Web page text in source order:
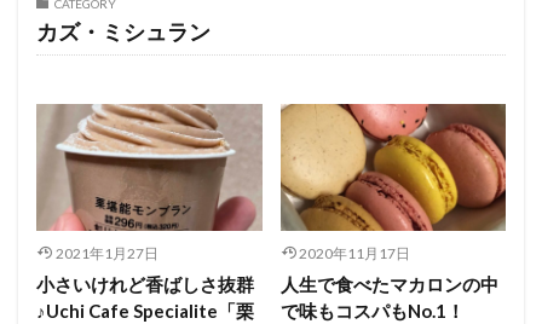
CATEGORY
カズ・ミシュラン
2021年1月27日
小さいけれど香ばしさ抜群
♪Uchi Cafe Specialite「栗
2020年11月17日
人生で食べたマカロンの中
で味もコスパもNo.1！